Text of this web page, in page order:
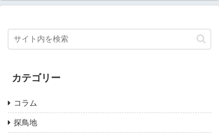
カテゴリー
コラム
探鳥地